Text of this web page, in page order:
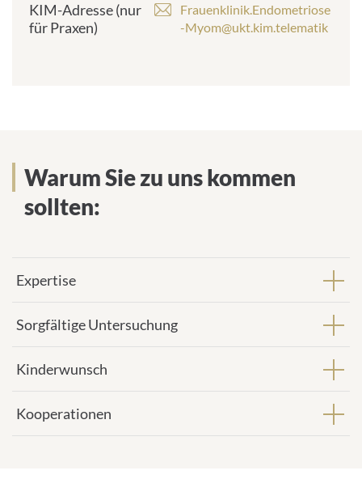
KIM-Adresse (nur
für Praxen)
Frauenklinik.Endometriose
-Myom@ukt.kim.telematik
Warum Sie zu uns kommen
sollten:
Expertise
Sorgfältige Untersuchung
Kinderwunsch
Kooperationen